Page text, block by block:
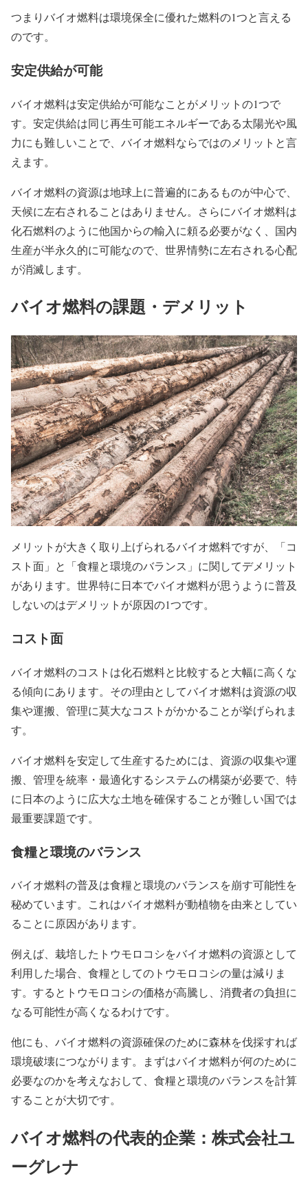
つまりバイオ燃料は環境保全に優れた燃料の1つと言える
のです。
安定供給が可能
バイオ燃料は安定供給が可能なことがメリットの1つで
す。安定供給は同じ再生可能エネルギーである太陽光や風
力にも難しいことで、バイオ燃料ならではのメリットと言
えます。
バイオ燃料の資源は地球上に普遍的にあるものが中心で、
天候に左右されることはありません。さらにバイオ燃料は
化石燃料のように他国からの輸入に頼る必要がなく、国内
生産が半永久的に可能なので、世界情勢に左右される心配
が消滅します。
バイオ燃料の課題・デメリット
メリットが大きく取り上げられるバイオ燃料ですが、「コ
スト面」と「食糧と環境のバランス」に関してデメリット
があります。世界特に日本でバイオ燃料が思うように普及
しないのはデメリットが原因の1つです。
コスト面
バイオ燃料のコストは化石燃料と比較すると大幅に高くな
る傾向にあります。その理由としてバイオ燃料は資源の収
集や運搬、管理に莫大なコストがかかることが挙げられま
す。
バイオ燃料を安定して生産するためには、資源の収集や運
搬、管理を統率・最適化するシステムの構築が必要で、特
に日本のように広大な土地を確保することが難しい国では
最重要課題です。
食糧と環境のバランス
バイオ燃料の普及は食糧と環境のバランスを崩す可能性を
秘めています。これはバイオ燃料が動植物を由来としてい
ることに原因があります。
例えば、栽培したトウモロコシをバイオ燃料の資源として
利用した場合、食糧としてのトウモロコシの量は減りま
す。するとトウモロコシの価格が高騰し、消費者の負担に
なる可能性が高くなるわけです。
他にも、バイオ燃料の資源確保のために森林を伐採すれば
環境破壊につながります。まずはバイオ燃料が何のために
必要なのかを考えなおして、食糧と環境のバランスを計算
することが大切です。
バイオ燃料の代表的企業：株式会社ユ
ーグレナ